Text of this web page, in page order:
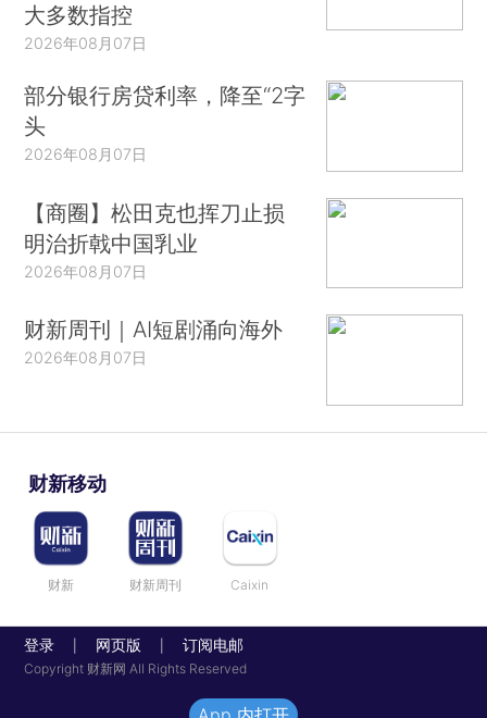
大多数指控
2026年08月07日
部分银行房贷利率，降至“2字
头
2026年08月07日
【商圈】松田克也挥刀止损
明治折戟中国乳业
2026年08月07日
财新周刊｜AI短剧涌向海外
2026年08月07日
财新移动
财新 财新周刊 Caixin
登录 网页版 订阅电邮
Copyright 财新网 All Rights Reserved